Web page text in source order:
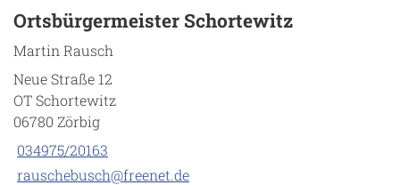
Ortsbürgermeister Schortewitz
Martin Rausch
Neue Straße 12
OT Schortewitz
06780 Zörbig
034975/20163
rauschebusch@freenet.de